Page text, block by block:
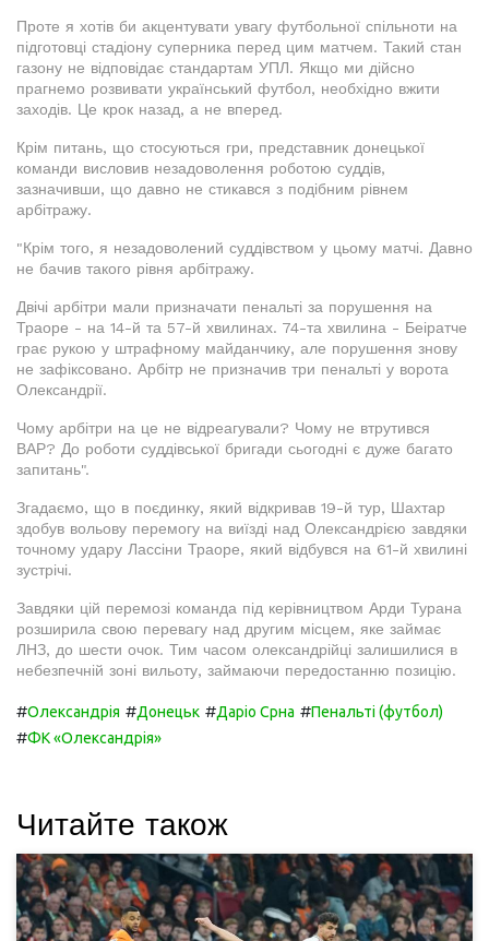
Проте я хотів би акцентувати увагу футбольної спільноти на
підготовці стадіону суперника перед цим матчем. Такий стан
газону не відповідає стандартам УПЛ. Якщо ми дійсно
прагнемо розвивати український футбол, необхідно вжити
заходів. Це крок назад, а не вперед.
Крім питань, що стосуються гри, представник донецької
команди висловив незадоволення роботою суддів,
зазначивши, що давно не стикався з подібним рівнем
арбітражу.
"Крім того, я незадоволений суддівством у цьому матчі. Давно
не бачив такого рівня арбітражу.
Двічі арбітри мали призначати пенальті за порушення на
Траоре - на 14-й та 57-й хвилинах. 74-та хвилина - Беіратче
грає рукою у штрафному майданчику, але порушення знову
не зафіксовано. Арбітр не призначив три пенальті у ворота
Олександрії.
Чому арбітри на це не відреагували? Чому не втрутився
ВАР? До роботи суддівської бригади сьогодні є дуже багато
запитань".
Згадаємо, що в поєдинку, який відкривав 19-й тур, Шахтар
здобув вольову перемогу на виїзді над Олександрією завдяки
точному удару Лассіни Траоре, який відбувся на 61-й хвилині
зустрічі.
Завдяки цій перемозі команда під керівництвом Арди Турана
розширила свою перевагу над другим місцем, яке займає
ЛНЗ, до шести очок. Тим часом олександрійці залишилися в
небезпечній зоні вильоту, займаючи передостанню позицію.
#Олександрія #Донецьк #Даріо Срна #Пенальті (футбол)
#ФК «Олександрія»
Читайте також